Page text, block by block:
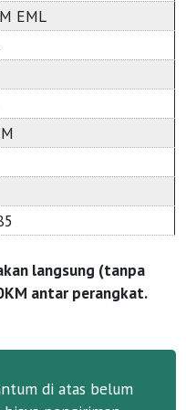
EML
langsung (tanpa
antar perangkat.
di atas belum